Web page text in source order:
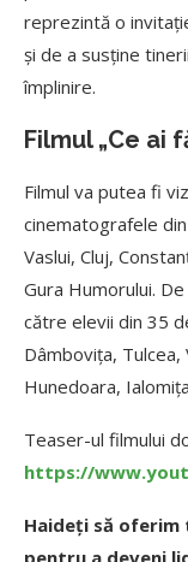
reprezintă o
și de a susține
împlinire.
Filmul „Ce ai
Filmul va putea fi
cinematografele
Vaslui, Cluj,
Gura Humorului.
către elevii din 35
Dâmbovița, Tulcea,
Hunedoara,
Teaser-ul filmului
https://
Haideți să oferim